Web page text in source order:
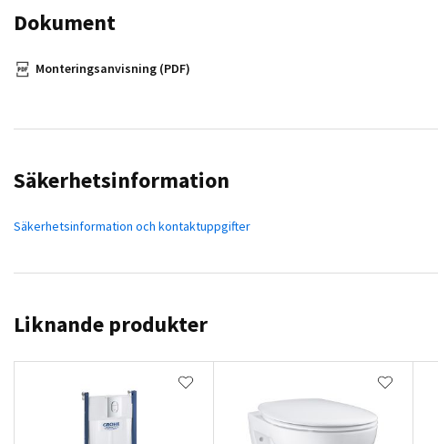
Dokument
Monteringsanvisning (PDF)
Säkerhetsinformation
Säkerhetsinformation och kontaktuppgifter
Liknande produkter